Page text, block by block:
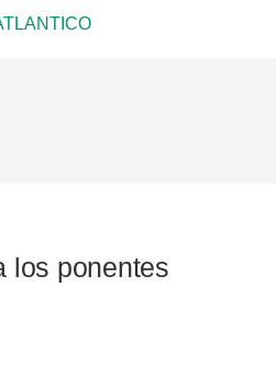
los ponentes